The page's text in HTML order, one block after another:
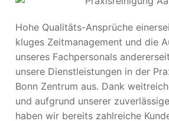
Hohe Qualitäts-Ansprüche
kluges Zeitmanagement und die
unseres Fachpersonals
unsere Dienstleistungen in der
Bonn Zentrum aus. Dank
und aufgrund unserer
haben wir bereits zahlreiche